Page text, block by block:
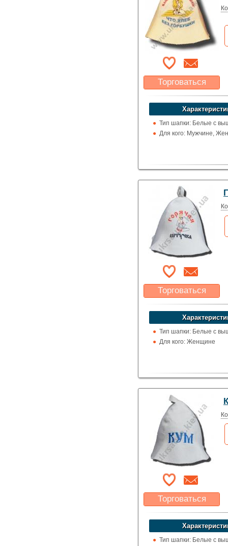
Торговаться
Какая цена Вас
устроит?
Указать цену
Тип шапки: Белые с
Для кого: Мужчине,
Торговаться
Какая цена Вас
устроит?
Указать цену
Тип шапки: Белые с
Для кого: Женщине
Торговаться
Какая цена Вас
устроит?
Указать цену
Тип шапки: Белые с